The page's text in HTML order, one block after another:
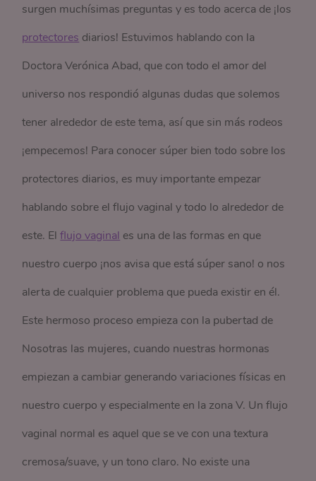
surgen muchísimas preguntas y es todo acerca de ¡los
protectores diarios! Estuvimos hablando con la
Doctora Verónica Abad, que con todo el amor del
universo nos respondió algunas dudas que solemos
tener alrededor de este tema, así que sin más rodeos
¡empecemos! Para conocer súper bien todo sobre los
protectores diarios, es muy importante empezar
hablando sobre el flujo vaginal y todo lo alrededor de
este. Elflujo vaginal es una de las formas en que
nuestro cuerpo ¡nos avisa que está súper sano! o nos
alerta de cualquier problema que pueda existir en él.
Este hermoso proceso empieza con la pubertad de
Nosotras las mujeres, cuando nuestras hormonas
empiezan a cambiar generando variaciones físicas en
nuestro cuerpo y especialmente en la zona V. Un flujo
vaginal normal es aquel que se ve con una textura
cremosa/suave, y un tono claro. No existe una